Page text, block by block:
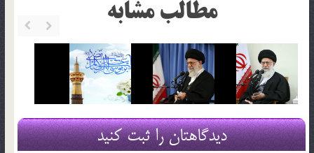
مطالب مشابه
دیدگاهتان را ثبت کنید